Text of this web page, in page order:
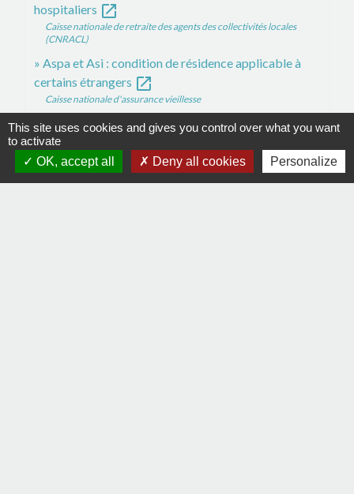
hospitaliers open_in_new
Caisse nationale de retraite des agents des collectivités locales
(CNRACL)
Aspa et Asi : condition de résidence applicable à
certains étrangers open_in_new
Caisse nationale d'assurance vieillesse
This site uses cookies and gives you control over what you want
to activate
OK, accept all
Deny all cookies Personalize